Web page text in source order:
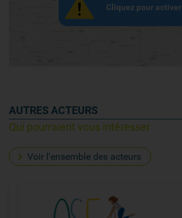
Cliquez pour activer
AUTRES ACTEURS
Qui pourraient vous intéresser
Voir l'ensemble des acteurs